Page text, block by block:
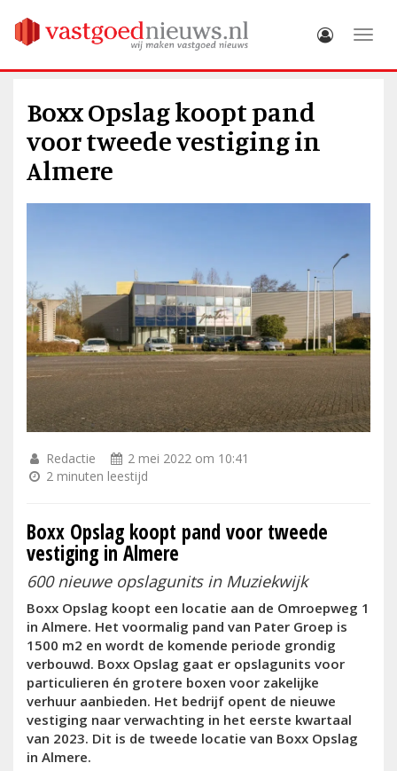
Boxx Opslag koopt pand
voor tweede vestiging in
Almere
Redactie
2 mei 2022 om 10:41
2 minuten leestijd
Boxx Opslag koopt pand voor tweede
vestiging in Almere
600 nieuwe opslagunits in Muziekwijk
Boxx Opslag koopt een locatie aan de Omroepweg 1
in Almere. Het voormalig pand van Pater Groep is
1500 m2 en wordt de komende periode grondig
verbouwd. Boxx Opslag gaat er opslagunits voor
particulieren én grotere boxen voor zakelijke
verhuur aanbieden. Het bedrijf opent de nieuwe
vestiging naar verwachting in het eerste kwartaal
van 2023. Dit is de tweede locatie van Boxx Opslag
in Almere.